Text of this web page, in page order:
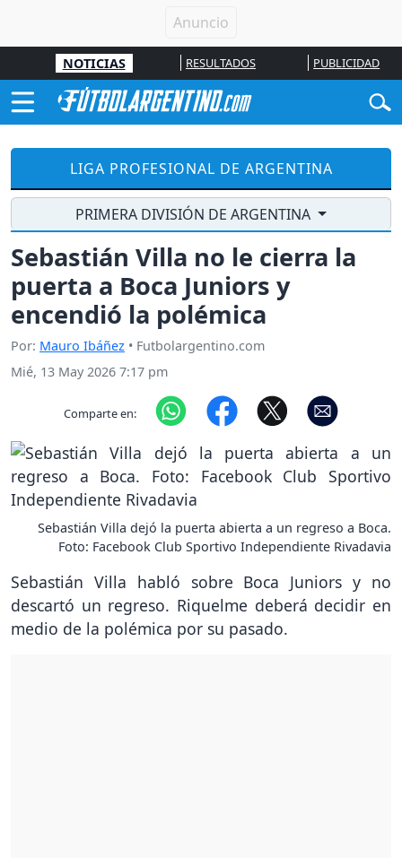
NOTICIAS RESULTADOS PUBLICIDAD
LIGA PROFESIONAL DE ARGENTINA
PRIMERA DIVISIÓN DE ARGENTINA
Sebastián Villa no le cierra la
puerta a Boca Juniors y
encendió la polémica
Por: Mauro Ibáñez • Futbolargentino.com
Mié, 13 May 2026 7:17 pm
Comparte en:
Sebastián Villa dejó la puerta abierta a un regreso a Boca.
Foto: Facebook Club Sportivo Independiente Rivadavia
Sebastián Villa habló sobre Boca Juniors y no
descartó un regreso. Riquelme deberá decidir en
medio de la polémica por su pasado.